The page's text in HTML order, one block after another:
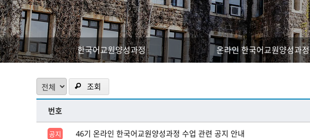
한국어교원양성과정 온라인 한국어교원양성과정
조회
번호
공지 46기 온라인 한국어교원양성과정 수업 관련 공지 안내